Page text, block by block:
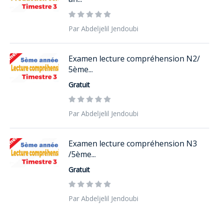
Par Abdeljelil Jendoubi
Examen lecture compréhension N2/
5ème...
Gratuit
Par Abdeljelil Jendoubi
Examen lecture compréhension N3
/5ème...
Gratuit
Par Abdeljelil Jendoubi